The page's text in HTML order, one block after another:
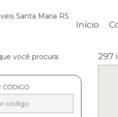
Início
você procura:
CÓDIGO
297